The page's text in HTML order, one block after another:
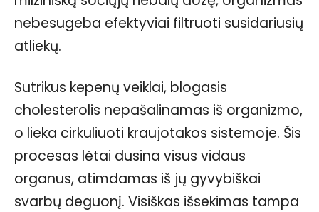
nebesugeba efektyviai filtruoti susidariusių
atliekų.
Sutrikus kepenų veiklai, blogasis
cholesterolis nepašalinamas iš organizmo,
o lieka cirkuliuoti kraujotakos sistemoje. Šis
procesas lėtai dusina visus vidaus
organus, atimdamas iš jų gyvybiškai
svarbų deguonį. Visiškas išsekimas tampa